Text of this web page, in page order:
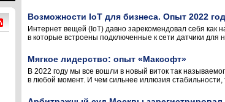
Возможности IoT для бизнеса. Опыт 2022
Интернет вещей (IoT) давно зарекомендовал себя как
в которые встроены подключенные к сети датчики
Мягкое лидерство: опыт «Максофт»
В 2022 году мы все вошли в новый виток так
в любой момент. И чем сильнее иллюзия стабильности,